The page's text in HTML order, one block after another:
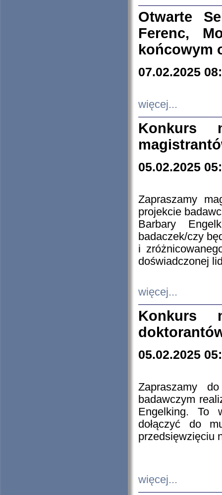
Otwarte
Ferenc,
końcowym
07.02.2025
więcej...
Konkurs
05.02.2025
Zapraszamy
projekcie
Barbary
badaczek/czy
i
doświadczonej
więcej...
Konkurs
05.02.2025
Zapraszamy
badawczym
Engelking. To
dołączyć do
przedsięwzięciu
więcej...